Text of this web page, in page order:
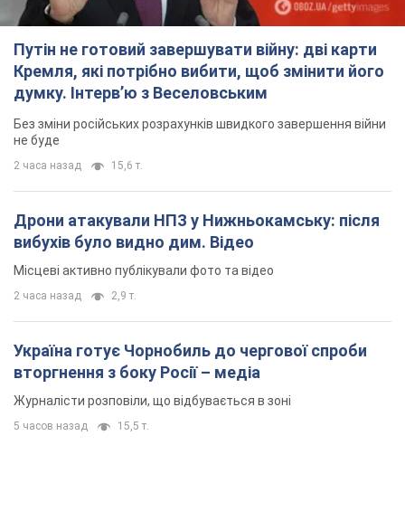
Путін не готовий завершувати війну: дві карти
Кремля, які потрібно вибити, щоб змінити його
думку. Інтерв’ю з Веселовським
Без зміни російських розрахунків швидкого завершення війни
не буде
2 часа назад 15,6 т.
Дрони атакували НПЗ у Нижньокамську: після
вибухів було видно дим. Відео
Місцеві активно публікували фото та відео
2 часа назад 2,9 т.
Україна готує Чорнобиль до чергової спроби
вторгнення з боку Росії – медіа
Журналісти розповіли, що відбувається в зоні
5 часов назад 15,5 т.